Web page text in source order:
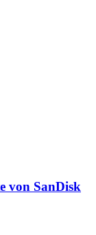
von SanDisk